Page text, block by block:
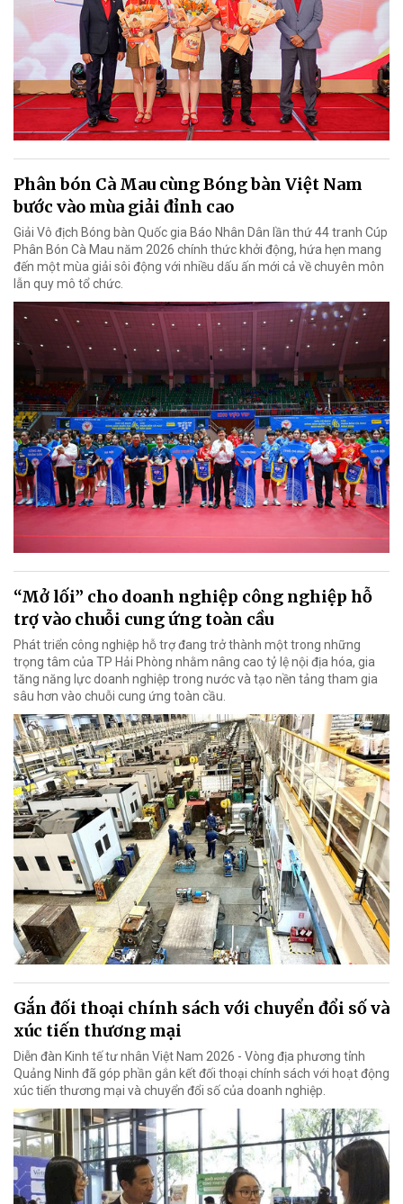
Phân bón Cà Mau cùng Bóng bàn Việt Nam
bước vào mùa giải đỉnh cao
Giải Vô địch Bóng bàn Quốc gia Báo Nhân Dân lần thứ 44 tranh Cúp
Phân Bón Cà Mau năm 2026 chính thức khởi động, hứa hẹn mang
đến một mùa giải sôi động với nhiều dấu ấn mới cả về chuyên môn
lẫn quy mô tổ chức.
“Mở lối” cho doanh nghiệp công nghiệp hỗ
trợ vào chuỗi cung ứng toàn cầu
Phát triển công nghiệp hỗ trợ đang trở thành một trong những
trọng tâm của TP Hải Phòng nhằm nâng cao tỷ lệ nội địa hóa, gia
tăng năng lực doanh nghiệp trong nước và tạo nền tảng tham gia
sâu hơn vào chuỗi cung ứng toàn cầu.
Gắn đối thoại chính sách với chuyển đổi số và
xúc tiến thương mại
Diễn đàn Kinh tế tư nhân Việt Nam 2026 - Vòng địa phương tỉnh
Quảng Ninh đã góp phần gắn kết đối thoại chính sách với hoạt động
xúc tiến thương mại và chuyển đổi số của doanh nghiệp.